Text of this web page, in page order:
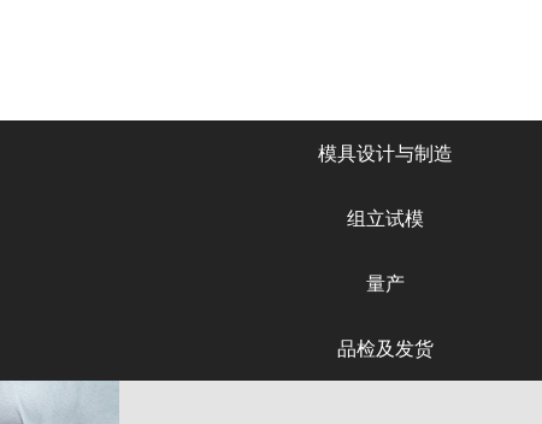
模具设计与制造
组立试模
量产
品检及发货